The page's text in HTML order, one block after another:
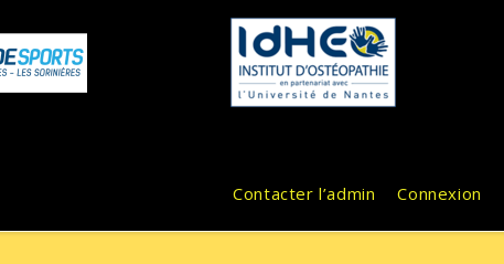
Contacter l’admin Connexion